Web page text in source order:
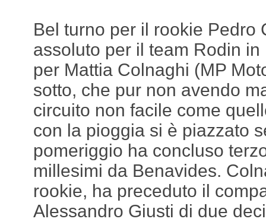
Bel turno per il rookie Pedro
assoluto per il team Rodin
per Mattia Colnaghi (MP
sotto, che pur non avendo
circuito non facile come
con la pioggia si è piazzato
pomeriggio ha concluso
millesimi da Benavides.
rookie, ha preceduto il
Alessandro Giusti di due